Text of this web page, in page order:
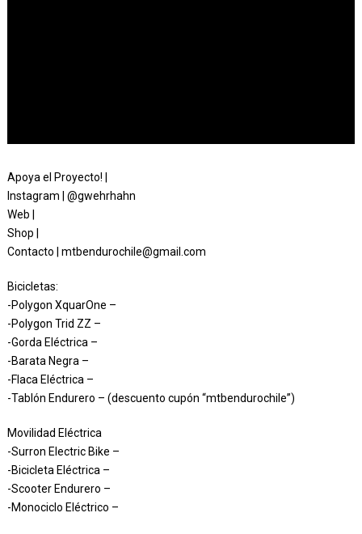
Apoya el Proyecto! |
Instagram | @gwehrhahn
Web |
Shop |
Contacto | mtbendurochile@gmail.com
Bicicletas:
-Polygon XquarOne –
-Polygon Trid ZZ –
-Gorda Eléctrica –
-Barata Negra –
-Flaca Eléctrica –
-Tablón Endurero – (descuento cupón “mtbendurochile”)
Movilidad Eléctrica
-Surron Electric Bike –
-Bicicleta Eléctrica –
-Scooter Endurero –
-Monociclo Eléctrico –